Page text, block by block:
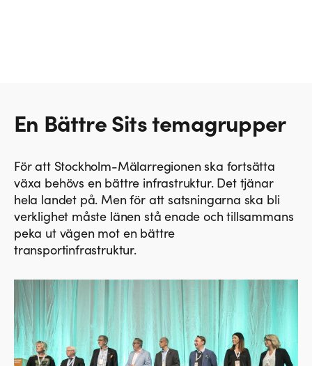
En Bättre Sits temagrupper
För att Stockholm-Mälarregionen ska fortsätta
växa behövs en bättre infrastruktur. Det tjänar
hela landet på. Men för att satsningarna ska bli
verklighet måste länen stå enade och tillsammans
peka ut vägen mot en bättre
transportinfrastruktur.